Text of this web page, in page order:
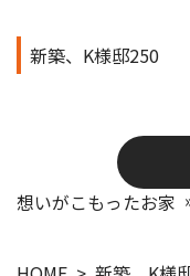
新築、K様邸250
想いがこもったお家